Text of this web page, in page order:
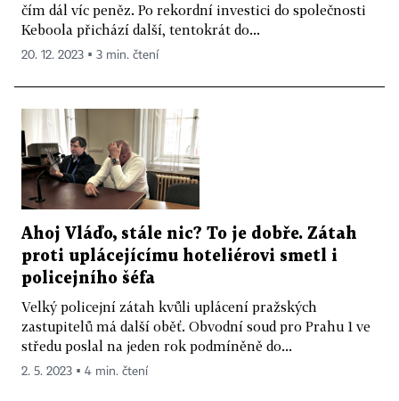
čím dál víc peněz. Po rekordní investici do společnosti
Keboola přichází další, tentokrát do...
20. 12. 2023 ▪ 3 min. čtení
Ahoj Vláďo, stále nic? To je dobře. Zátah
proti uplácejícímu hoteliérovi smetl i
policejního šéfa
Velký policejní zátah kvůli uplácení pražských
zastupitelů má další oběť. Obvodní soud pro Prahu 1 ve
středu poslal na jeden rok podmíněně do...
2. 5. 2023 ▪ 4 min. čtení